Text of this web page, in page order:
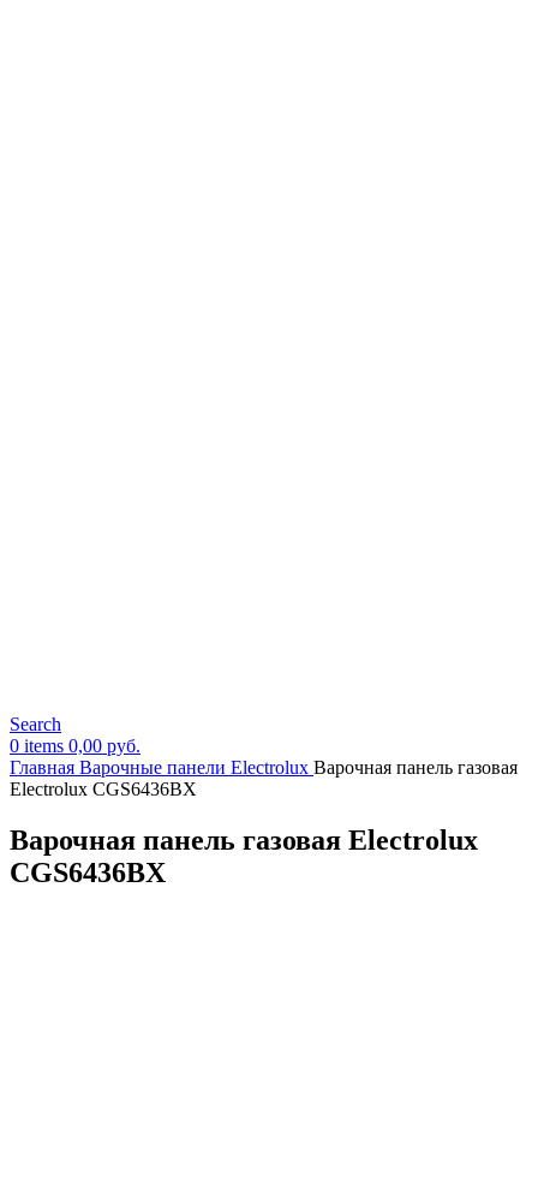
Search
0 items 0,00 руб.
Главная Варочные панели Electrolux Варочная панель газовая
Electrolux CGS6436BX
Варочная панель газовая Electrolux
CGS6436BX